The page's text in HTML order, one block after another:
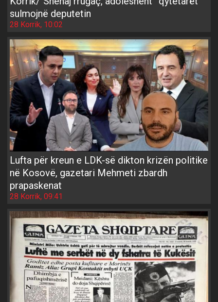
sulmojnë deputetin
28 Korrik, 10:02
Lufta për kreun e LDK-së dikton krizën politike
në Kosovë, gazetari Mehmeti zbardh
prapaskenat
28 Korrik, 09:41